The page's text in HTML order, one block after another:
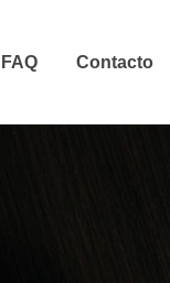
FAQ Contacto